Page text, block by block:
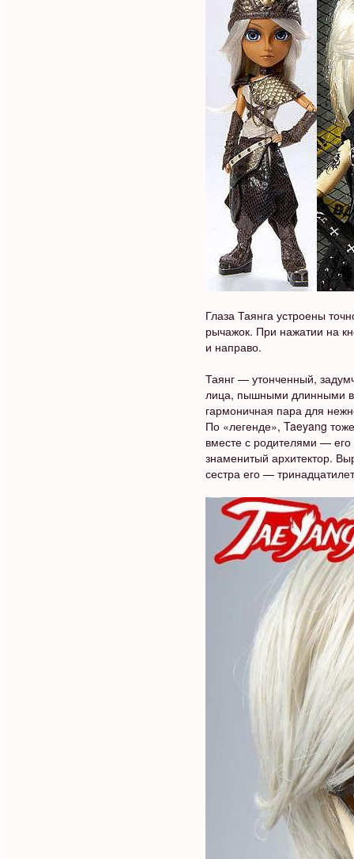
Глаза Таянга устроены
рычажок. При нажатии на
и направо.
Таянг — утонченный,
лица, пышными длинными
гармоничная пара для
По «легенде», Taeyang
вместе с родителями — его
знаменитый архитектор.
сестра его —